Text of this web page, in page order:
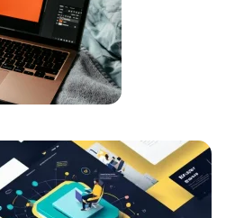
Tasarımı
Web Sitenizin Yol
Dijital Dünyada Derinlik ve